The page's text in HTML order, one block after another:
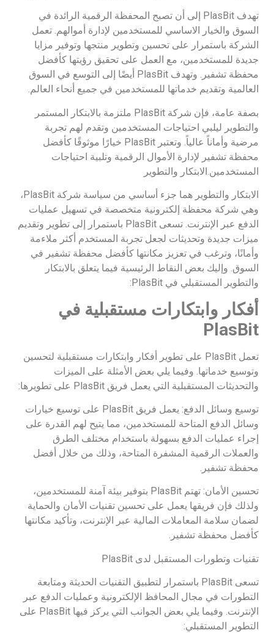
تهدف PlasBit إلى أن تصبح المحفظة الرقمية الرائدة في
السوق والخيار الاساسي للمستخدمين لإدارة أموالهم. تعمل
الشركة باستمرار على تحسين وتطوير منتجها وتوفير مزايا
جديدة للمستخدمين، مع العمل على تحقيق رؤيتها كأفضل
محفظة تشفير. وتهدف PlasBit أيضًا إلى التوسع في السوق
العالمية وتقديم خدماتها للمستخدمين في جميع أنحاء العالم.
بصفة عامة، فإن شركة PlasBit ملتزمة بالابتكار المستمر
والتطوير ليلبي احتياجات المستخدمين وتقدم لهم تجربة
مرضية وأماناً عالياً. وتعتبر PlasBit خيارًا موثوقًا كأفضل
محفظة تشفير لإدارة الأموال الرقمية وتلبية احتياجات
المستخدمين.الابتكار والتطوير
الابتكار والتطوير هما جزء أساسي من سياسة شركة PlasBit،
وهي شركة محفظة إلكترونية متخصصة في تسهيل عمليات
الدفع عبر الإنترنت. تسعى PlasBit باستمرار إلى تطوير وتقديم
ميزات جديدة وتحديثات لجعل تجربة المستخدم أكثر ملاءمة
وأمانًا، وترغب في تعزيز مكانتها كأفضل محفظة تشفير في
السوق. وإليك بعض النقاط الرئيسية فيما يتعلق بالابتكار
والتطوير المستقبلي في PlasBit:
أفكار وابتكارات مستقبلية في
PlasBit
تعمل PlasBit على تطوير أفكار وابتكارات مستقبلية لتحسين
وتوسيع خدماتها. وفيما يلي بعض الأمثلة على الميزات
والتحديثات المستقبلية التي يعمل فريق PlasBit على تطويرها:
توسيع وسائل الدفع: يعمل فريق PlasBit على توسيع خيارات
وسائل الدفع المتاحة للمستخدمين، مما يتيح لهم القدرة على
إجراء عمليات الدفع بسهولة باستخدام مختلف الطرق
والعملات الرقمية المشفرة المتاحة، وذلك من خلال أفضل
محفظة تشفير.
تحسين الأمان: تهتم PlasBit بتوفير بيئة آمنة للمستخدمين،
ولذلك فإن فريقها يعمل على تحسين تقنيات الأمان والحماية
لضمان سلامة المعاملات المالية عبر الإنترنت، وتأكيد مكانتها
كأفضل محفظة تشفير.
تقنيات وتطورات المستقبل لدى PlasBit
تسعى PlasBit باستمرار لتطبيق التقنيات الحديثة ومتابعة
التطورات في مجال المحافظ الإلكترونية وعمليات الدفع عبر
الإنترنت. وفيما يلي بعض الجوانب التي يركز فيها PlasBit على
التطوير المستقبلي: